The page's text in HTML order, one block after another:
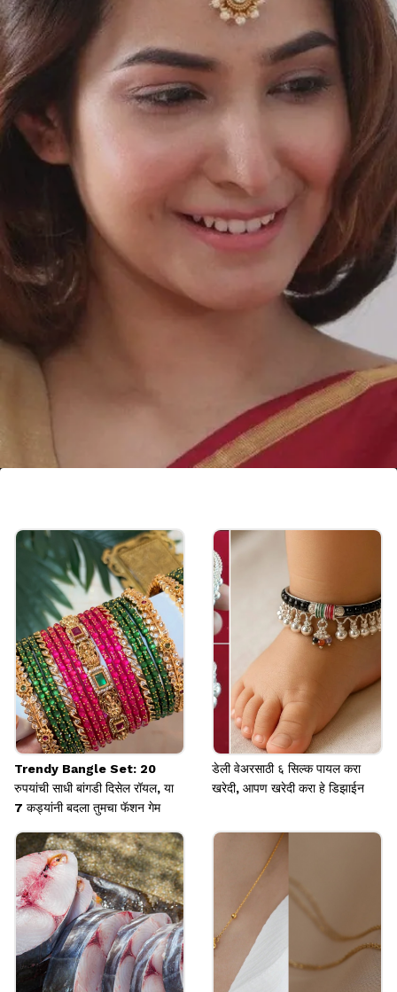
आपण कुंदन टच मांगटिका मॉडर्न स्टाईलमध्ह्ये घालून पाहू शकता.
आपण अनारकली डिझाईनमध्ये आपण लूक बनवू शकाल.
Image credits: social media
Trendy Bangle Set: 20
रुपयांची साधी बांगडी दिसेल रॉयल, या
7 कड्यांनी बदला तुमचा फॅशन गेम
डेली वेअरसाठी ६ सिल्क पायल करा
खरेदी, आपण खरेदी करा हे डिझाईन